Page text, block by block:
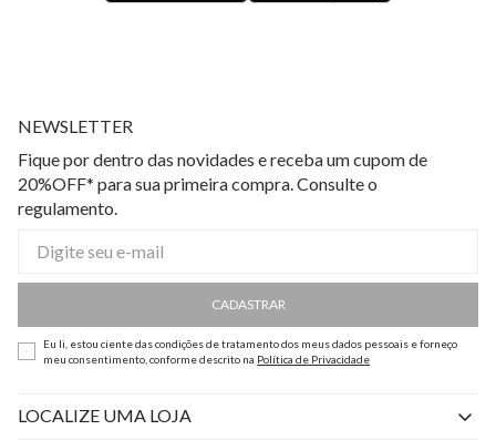
NEWSLETTER
Fique por dentro das novidades e receba um cupom de
20%OFF* para sua primeira compra. Consulte o
regulamento.
CADASTRAR
Eu li, estou ciente das condições de tratamento dos meus dados pessoais e forneço
meu consentimento, conforme descrito na Política de Privacidade
LOCALIZE UMA LOJA